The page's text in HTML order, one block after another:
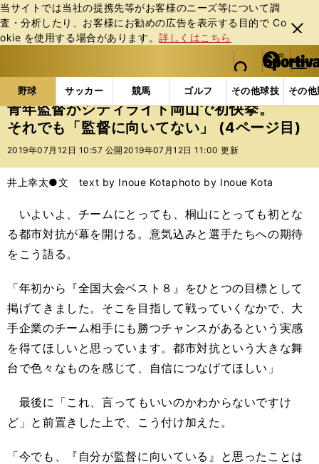
当サイトでは当社の提携先等がお客様のニーズ等について調
査・分析したり、お客様にお勧めの広告を表⽰する⽬的で Co
okie を使⽤する場合があります。詳しくはこちら
閉じ
る
web Sportiva (webスポルティーバ)
検索
マイペ
ー
ジ
メニュ
野球 サッカー 競馬 ゴルフ その他球技 その
b
ス
ポ
ル
バ
野球の記事一覧 高校野球他 青年監督がシティライ
青年監督がシティライト岡山で初快挙。
それでも「監督に向いてない」 (4ページ目)
2019年07月12日 10:57 公開 2019年07月12日 11:00 更新
井上幸太●文 text by Inoue Kotaphoto by Inoue Kota
いよいよ、チームにとっても、桐山にとっても初とな
る都市対抗が幕を開ける。意気込みと選手たちへの期待
をこう語る。
「年初から『全国大会ベスト８』をひとつの目標として
掲げてきました。そこを目指して戦っていくなかで、大
手企業のチーム相手にも勝つチャンスがあるという実感
を得てほしいと思っています。都市対抗という大きな舞
台で色々なものを感じて、自信につなげてほしい」
最後に「これ、言ってもいいのかわからないですけ
ど」と前置きした上で、こう付け加えた。
「今でも、『自分が監督に向いている』と思ったことは